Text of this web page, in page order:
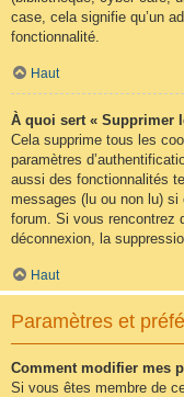
case, cela signifie qu’un
fonctionnalité.
Haut
À quoi sert « Supprimer
Cela supprime tous les
paramètres
aussi des fonctionnalités
messages (lu ou non lu)
forum. Si vous rencontrez
déconnexion, la
Haut
Paramètres et
Comment modifier mes
Si vous êtes membre de